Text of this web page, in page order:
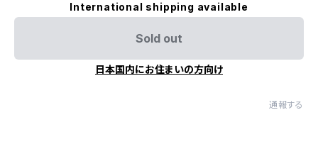
International shipping available
Sold out
日本国内にお住まいの方向け
通報する